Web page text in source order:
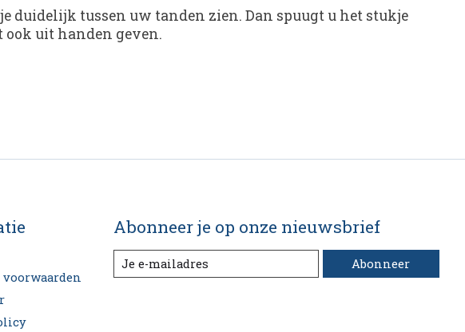
duidelijk tussen uw tanden zien. Dan spuugt u het stukje
ook uit handen geven.
Abonneer je op onze nieuwsbrief
Abonneer